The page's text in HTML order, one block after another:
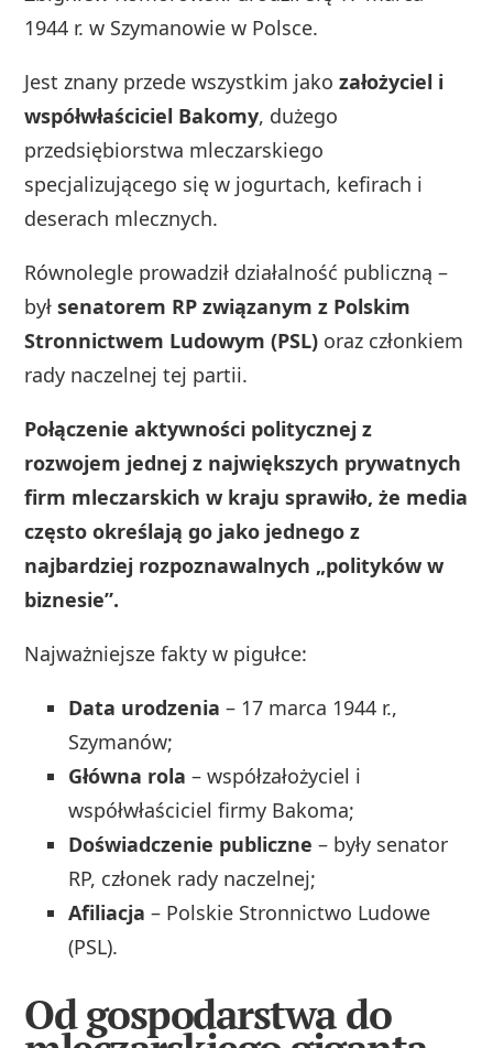
1944 r. w Szymanowie w Polsce.
Jest znany przede wszystkim jakozałożyciel i
współwłaściciel Bakomy, dużego
przedsiębiorstwa mleczarskiego
specjalizującego się w jogurtach, kefirach i
deserach mlecznych.
Równolegle prowadził działalność publiczną –
byłsenatorem RP związanym z Polskim
Stronnictwem Ludowym (PSL) oraz członkiem
rady naczelnej tej partii.
Połączenie aktywności politycznej z
rozwojem jednej z największych prywatnych
firm mleczarskich w kraju sprawiło, że media
często określają go jako jednego z
najbardziej rozpoznawalnych „polityków w
biznesie”.
Najważniejsze fakty w pigułce:
Data urodzenia – 17 marca 1944 r.,
Szymanów;
Główna rola – współzałożyciel i
współwłaściciel firmy Bakoma;
Doświadczenie publiczne – były senator
RP, członek rady naczelnej;
Afiliacja – Polskie Stronnictwo Ludowe
(PSL).
Od gospodarstwa do